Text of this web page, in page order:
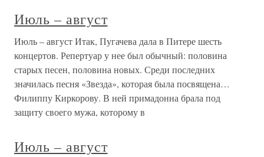
Июль – август
Июль – август Итак, Пугачева дала в Питере шесть
концертов. Репертуар у нее был обычный: половина
старых песен, половина новых. Среди последних
значилась песня «Звезда», которая была посвящена…
Филиппу Киркорову. В ней примадонна брала под
защиту своего мужа, которому в
Июль – август